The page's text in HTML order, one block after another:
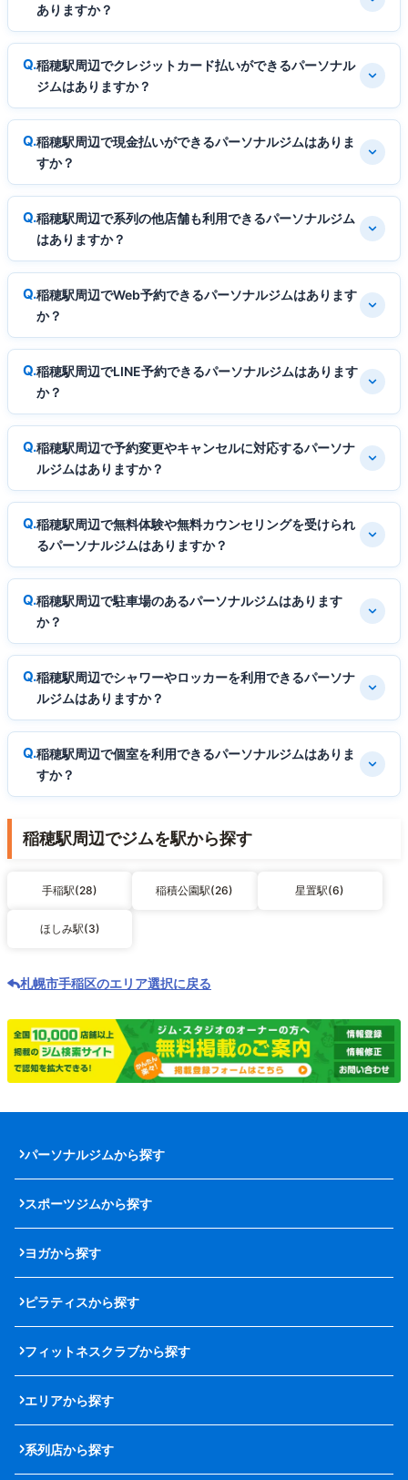
ありますか？
稲穂駅周辺でクレジットカード払いができるパーソナル
ジムはありますか？
稲穂駅周辺で現金払いができるパーソナルジムはありま
すか？
稲穂駅周辺で系列の他店舗も利用できるパーソナルジム
はありますか？
稲穂駅周辺でWeb予約できるパーソナルジムはあります
か？
稲穂駅周辺でLINE予約できるパーソナルジムはあります
か？
稲穂駅周辺で予約変更やキャンセルに対応するパーソナ
ルジムはありますか？
稲穂駅周辺で無料体験や無料カウンセリングを受けられ
るパーソナルジムはありますか？
稲穂駅周辺で駐車場のあるパーソナルジムはあります
か？
稲穂駅周辺でシャワーやロッカーを利用できるパーソナ
ルジムはありますか？
稲穂駅周辺で個室を利用できるパーソナルジムはありま
すか？
稲穂駅周辺でジムを駅から探す
手稲駅(28) 稲積公園駅(26) 星置駅(6)
ほしみ駅(3)
札幌市手稲区のエリア選択に戻る
パーソナルジムから探す
スポーツジムから探す
ヨガから探す
ピラティスから探す
フィットネスクラブから探す
エリアから探す
系列店から探す